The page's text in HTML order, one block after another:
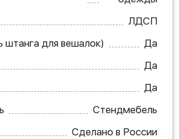
ЛДСП
штанга для вешалок)
Да
Да
Да
Стендмебель
Сделано в России